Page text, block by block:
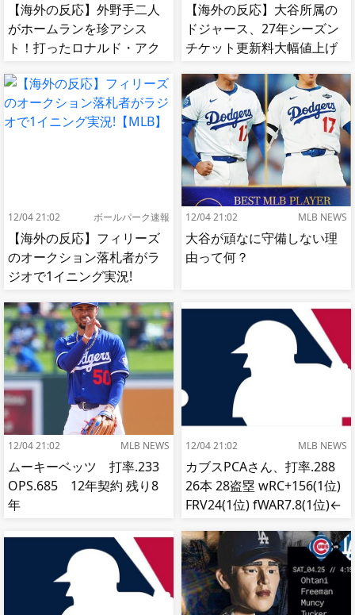
【海外の反応】外野手二人
がホームランを珍アシス
ト！打ったロナルド・アク
【海外の反応】大谷所属の
ドジャース、27年シーズン
チケット更新料大幅値上げ
12/04 21:02 ボールパーク速報
【海外の反応】フィリーズ
のオークション落札者がラ
ジオで1イニング実況!
12/04 21:02 MLB NEWS
大谷が頑なに守備しない理
由って何？
12/04 21:02 MLB NEWS
ムーキーベッツ 打率.233
OPS.685 12年契約 残り8
年
12/04 21:02 MLB NEWS
カブスPCAさん、打率.288
26本 28盗塁 wRC+156(1位)
FRV24(1位) fWAR7.8(1位)←